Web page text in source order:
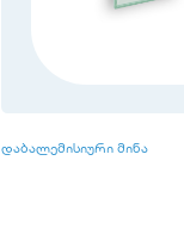
დაბალემისიური მინა